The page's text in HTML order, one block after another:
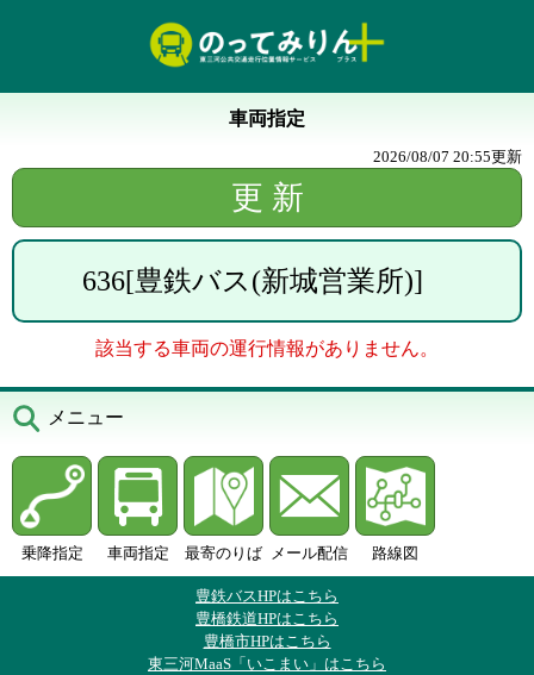
車両指定
2026/08/07 20:55更新
636[豊鉄バス(新城営業所)]
該当する車両の運行情報がありません。
メニュー
乗降指定 車両指定 最寄のりば メール配信 路線図
豊鉄バスHPはこちら
豊橋鉄道HPはこちら
豊橋市HPはこちら
東三河MaaS「いこまい」はこちら